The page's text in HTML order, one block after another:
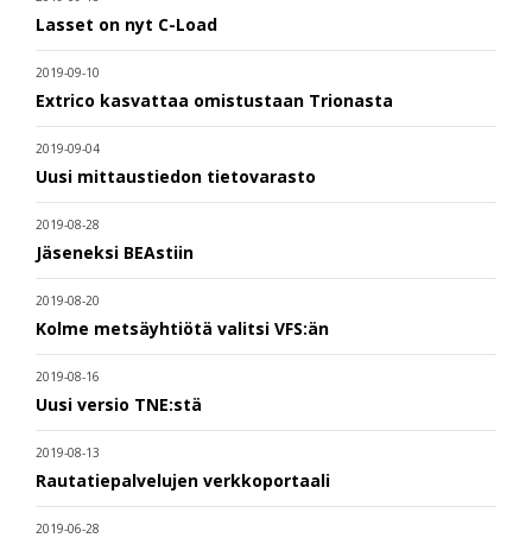
Lasset on nyt C-Load
2019-09-10
Extrico kasvattaa omistustaan Trionasta
2019-09-04
Uusi mittaustiedon tietovarasto
2019-08-28
Jäseneksi BEAstiin
2019-08-20
Kolme metsäyhtiötä valitsi VFS:än
2019-08-16
Uusi versio TNE:stä
2019-08-13
Rautatiepalvelujen verkkoportaali
2019-06-28